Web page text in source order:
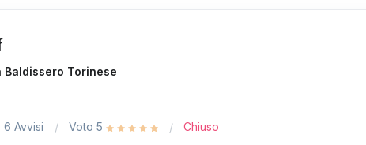
Baldissero Torinese
6 Avvisi Voto 5 Chiuso